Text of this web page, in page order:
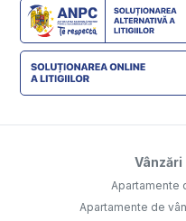
Apartamente
Apartamente de